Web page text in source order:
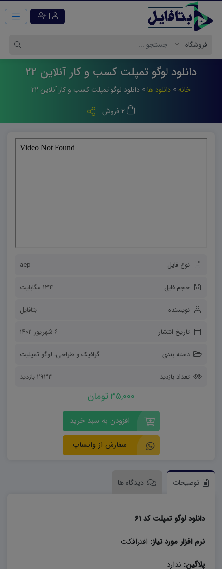
|
دانلود لوگو تمپلت کسب و کار آنلاین 22
خانه » دانلود ها » دانلود لوگو تمپلت کسب و کار آنلاین ۲۲
نوع فایل aep
حجم فایل 134 مگابایت
نویسنده بتافایل
تاریخ انتشار ۶ شهریور ۱۴۰۲
دسته بندی گرافیک و طراحی، لوگو تمپلیت
تعداد بازدید 2933 بازدید
35,000 تومان
افزودن به سبد خرید
سفارش از واتساپ
توضیحات دیدگاه ها
دانلود لوگو تمپلت کد ۶۱
نرم افزار مورد نیاز: افترافکت
پلاگین: ندارد